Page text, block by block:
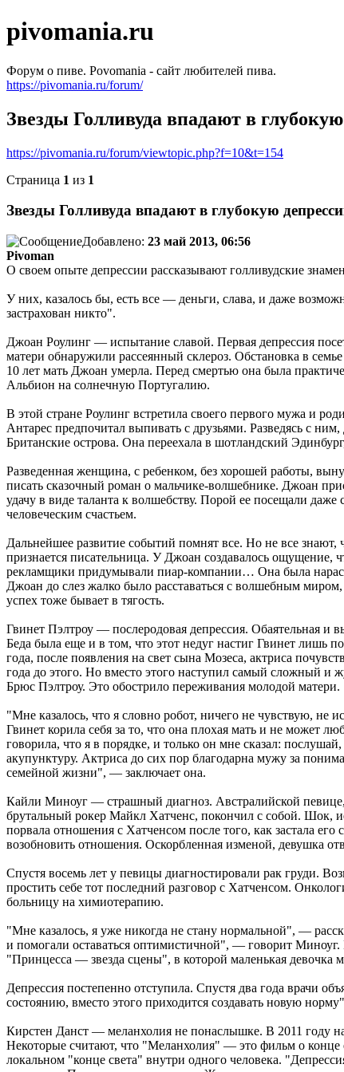
pivomania.ru
Форум о пиве. Povomania - сайт любителей пива.
https://pivomania.ru/forum/
Звезды Голливуда впадают в
https://pivomania.ru/forum/viewtopic.php?f=10&t=154
Страница 1 из 1
Звезды Голливуда впадают в глубокую
Добавлено: 23 май 2013, 06:56
Pivoman
О своем опыте депрессии рассказывают голливудские
У них, казалось бы, есть все — деньги, слава, и даже
застрахован никто".
Джоан Роулинг — испытание славой. Первая депрессия
матери обнаружили рассеянный склероз. Обстановка в
10 лет мать Джоан умерла. Перед смертью она была
Альбион на солнечную Португалию.
В этой стране Роулинг встретила своего первого мужа и
Антарес предпочитал выпивать с друзьями. Разведясь с
Британские острова. Она переехала в шотландский
Разведенная женщина, с ребенком, без хорошей работы,
писать сказочный роман о мальчике-волшебнике. Джоан
удачу в виде таланта к волшебству. Порой ее посещали
человеческим счастьем.
Дальнейшее развитие событий помнят все. Но не все
признается писательница. У Джоан создавалось ощущение,
рекламщики придумывали пиар-компании… Она была
Джоан до слез жалко было расставаться с волшебным
успех тоже бывает в тягость.
Гвинет Пэлтроу — послеродовая депрессия. Обаятельная
Беда была еще и в том, что этот недуг настиг Гвинет лишь
года, после появления на свет сына Мозеса, актриса
года до этого. Но вместо этого наступил самый сложный и
Брюс Пэлтроу. Это обострило переживания молодой матери.
"Мне казалось, что я словно робот, ничего не чувствую, не
Гвинет корила себя за то, что она плохая мать и не может
говорила, что я в порядке, и только он мне сказал:
акупунктуру. Актриса до сих пор благодарна мужу за
семейной жизни", — заключает она.
Кайли Миноуг — страшный диагноз. Австралийской
брутальный рокер Майкл Хатченс, покончил с собой. Шок,
порвала отношения с Хатченсом после того, как застала
возобновить отношения. Оскорбленная изменой, девушка
Спустя восемь лет у певицы диагностировали рак груди.
простить себе тот последний разговор с Хатченсом.
больницу на химиотерапию.
"Мне казалось, я уже никогда не стану нормальной", —
и помогали оставаться оптимистичной", — говорит
"Принцесса — звезда сцены", в которой маленькая девочка
Депрессия постепенно отступила. Спустя два года врачи
состоянию, вместо этого приходится создавать новую
Кирстен Данст — меланхолия не понаслышке. В 2011 году
Некоторые считают, что "Меланхолия" — это фильм о
локальном "конце света" внутри одного человека.